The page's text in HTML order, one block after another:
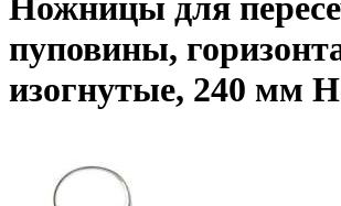
пуповины,
изогнутые, 240 мм